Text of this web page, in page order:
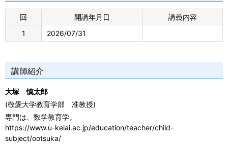
回 開講年月日
講義内容
1
2026/07/31
講師紹介
大塚 慎太郎
(敬愛大学教育学部 准教授)
専門は、数学教育学。
https://www.u-keiai.ac.jp/education/teacher/child-
subject/ootsuka/